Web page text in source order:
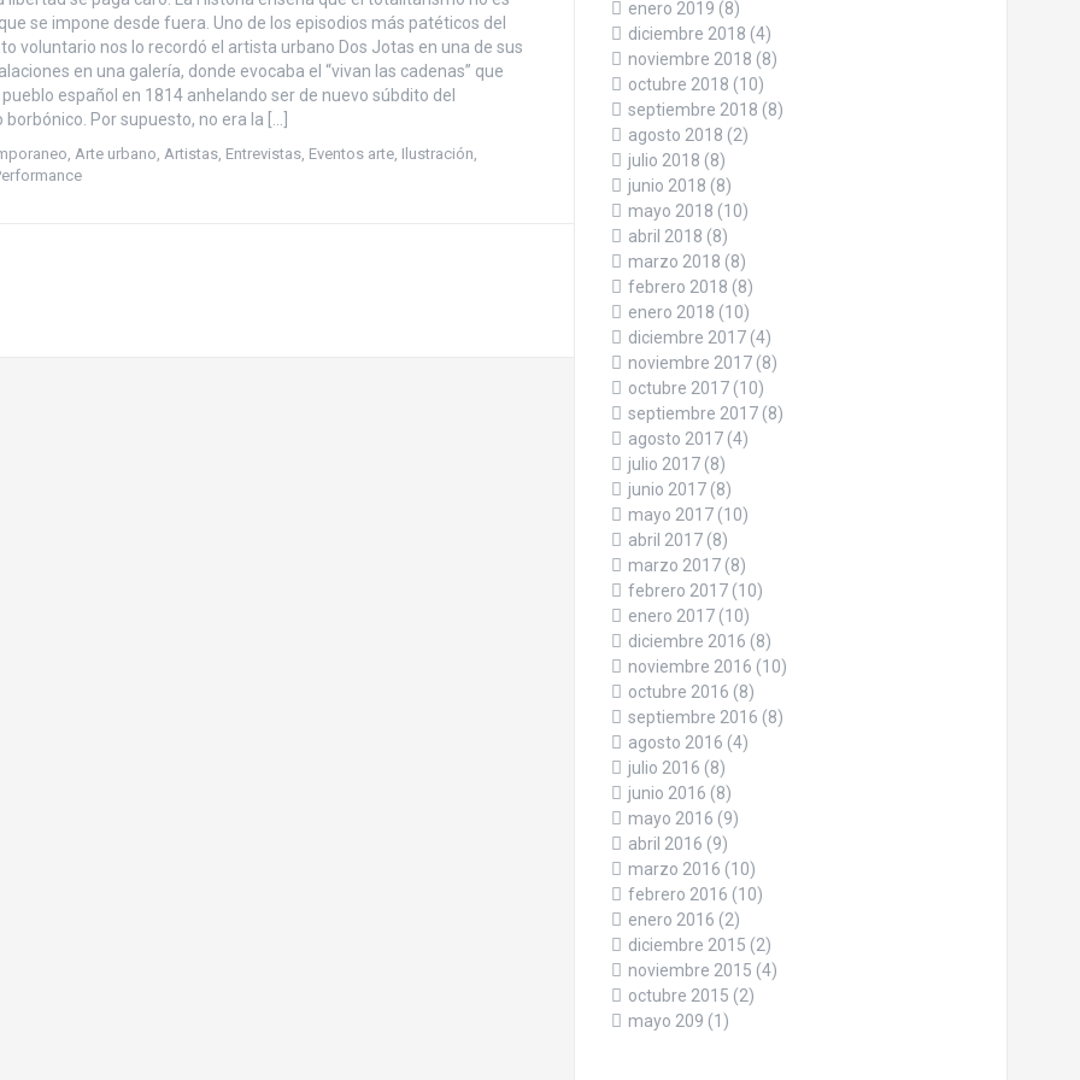
se impone desde fuera. Uno de los episodios más patéticos del
voluntario nos lo recordó el artista urbano Dos Jotas en una de sus
en una galería, donde evocaba el “vivan las cadenas” que
español en 1814 anhelando ser de nuevo súbdito del
Por supuesto, no era la […]
,Arte urbano,Artistas, Entrevistas, Eventos arte, Ilustración,
enero 2019 (8)
diciembre 2018 (4)
noviembre 2018 (8)
octubre 2018 (10)
septiembre 2018 (8)
agosto 2018 (2)
julio 2018 (8)
junio 2018 (8)
mayo 2018 (10)
abril 2018 (8)
marzo 2018 (8)
febrero 2018 (8)
enero 2018 (10)
diciembre 2017(4)
noviembre 2017(8)
octubre 2017(10)
septiembre 2017(8)
agosto 2017(4)
julio 2017(8)
junio 2017(8)
mayo 2017(10)
abril 2017(8)
marzo 2017(8)
febrero 2017(10)
enero 2017(10)
diciembre 2016 (8)
noviembre 2016 (10)
octubre 2016 (8)
septiembre 2016 (8)
agosto 2016 (4)
julio 2016 (8)
junio 2016 (8)
mayo 2016 (9)
abril 2016 (9)
marzo 2016 (10)
febrero 2016 (10)
enero 2016 (2)
diciembre 2015 (2)
noviembre 2015 (4)
octubre 2015 (2)
mayo 209 (1)